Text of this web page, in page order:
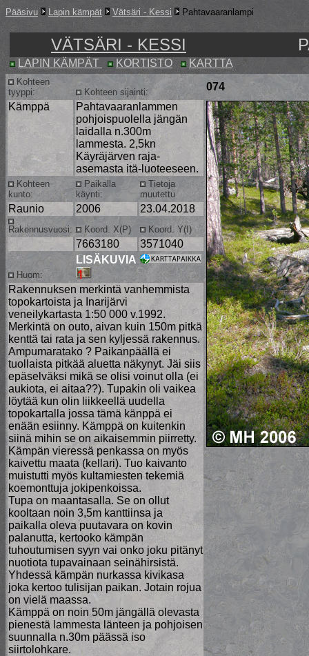
Pääsivu Lapin kämpät Vätsäri - Kessi Pahtavaaranlampi
VÄTSÄRI - KESSI
LAPIN KÄMPÄT KORTISTO KARTTA
Kohteen
tyyppi:
Kohteen sijainti:
074
Kämppä
Pahtavaaranlammen
pohjoispuolella jängän
laidalla n.300m
lammesta. 2,5kn
Käyräjärven raja-
asemasta itä-luoteeseen.
Kohteen
kunto:
Paikalla
käynti:
Tietoja
muutettu
Raunio 2006 23.04.2018
Rakennusvuosi: Koord. X(P) Koord. Y(I)
7663180 3571040
Huom:
LISÄKUVIA
Rakennuksen merkintä vanhemmista
topokartoista ja Inarijärvi
veneilykartasta 1:50 000 v.1992.
Merkintä on outo, aivan kuin 150m pitkä
kenttä tai rata ja sen kyljessä rakennus.
Ampumaratako ? Paikanpäällä ei
tuollaista pitkää aluetta näkynyt. Jäi siis
epäselväksi mikä se olisi voinut olla (ei
aukiota, ei aitaa??). Tupakin oli vaikea
löytää kun olin liikkeellä uudella
topokartalla jossa tämä känppä ei
enään esiinny. Kämppä on kuitenkin
siinä mihin se on aikaisemmin piirretty.
Kämpän vieressä penkassa on myös
kaivettu maata (kellari). Tuo kaivanto
muistutti myös kultamiesten tekemiä
koemonttuja jokipenkoissa.
Tupa on maantasalla. Se on ollut
kooltaan noin 3,5m kanttiinsa ja
paikalla oleva puutavara on kovin
palanutta, kertooko kämpän
tuhoutumisen syyn vai onko joku pitänyt
nuotiota tupavainaan seinähirsistä.
Yhdessä kämpän nurkassa kivikasa
joka kertoo tulisijan paikan. Jotain rojua
on vielä maassa.
Kämppä on noin 50m jängällä olevasta
pienestä lammesta länteen ja pohjoisen
suunnalla n.30m päässä iso
siirtolohkare.